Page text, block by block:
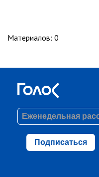
Материалов: 0
Подписаться